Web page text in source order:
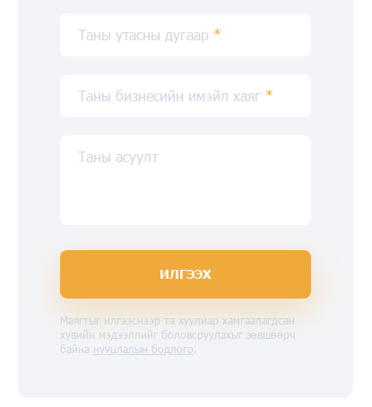
Таны утасны дугаар *
Таны бизнесийн имэйл хаяг *
Таны асуулт
ИЛГЭЭХ
Маягтыг илгээснээр та хуулиар хамгаалагдсан
хувийн мэдээллийг боловсруулахыг зөвшөөрч
байна нууцлалын бодлого.